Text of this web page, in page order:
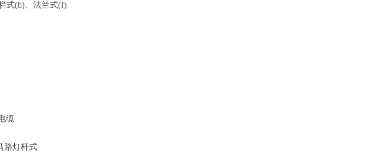
式(h)、法兰式(f)
缆
路灯杆式